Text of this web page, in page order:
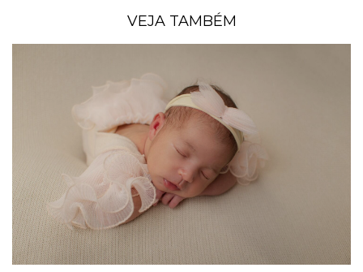
VEJA TAMBÉM